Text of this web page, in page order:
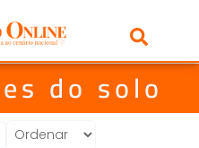
do solo